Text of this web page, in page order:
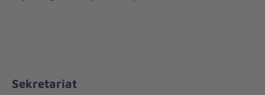
Sekretariat